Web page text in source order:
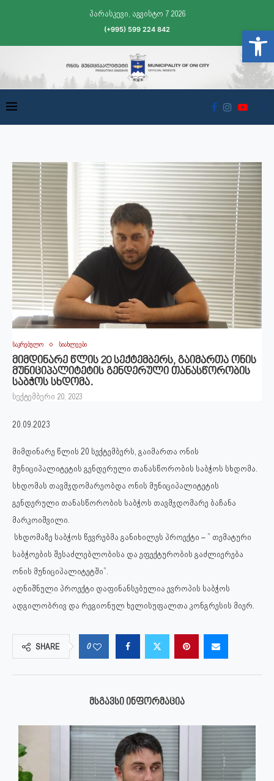
პარასკევი, აგვისტო 7 2026
(+995) 599 224 842
საკრებულო სიახლეები
მიმდინარე წლის 20 სექტემბერს, გაიმართა ონის
მუნიციპალიტეტის გენდერული თანასწორობის
საბჭოს სხდომა.
სექტემბერი 20, 2023
20.09.2023
მიმდინარე წლის 20 სექტემბერს, გაიმართა ონის
მუნიციპალიტეტის გენდერული თანასწორობის საბჭოს სხდომა.
სხდომას თავმჯდომარეობდა ონის მუნიციპალიტეტის
გენდერული თანასწორობის საბჭოს თავმჯდომარე ბაჩანა
მარკოიშვილი.
სხდომაზე საბჭოს წევრებმა განიხილეს პროექტი – ” თემატური
საბჭოების შესაძლებლობისა და ეფექტურობის გაძლიერება
ონის მუნიციპალიტეტში”.
აღნიშნული პროექტი დაფინანსებულია ევროპის საბჭოს
ადგილობრივ და რეგიონულ ხელისუფალთა კონგრესის მიერ.
SHARE 0
ᲛᲡᲒᲐᲕᲡᲘ ᲘᲜᲤᲝᲠᲛᲐᲪᲘᲐ